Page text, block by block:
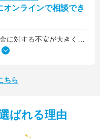
ンラインで相談でき
来のお金のことで悩んでいる友人にも教えました。
ちら
ばれる理由